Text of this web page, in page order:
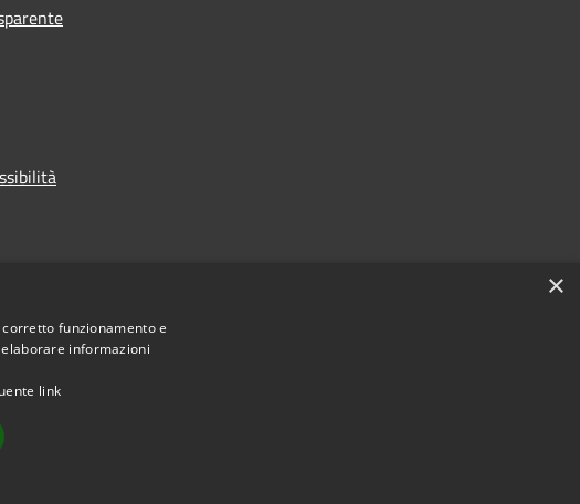
Comune di Soncino • Powered by
×
funzionamento e
informazioni
link